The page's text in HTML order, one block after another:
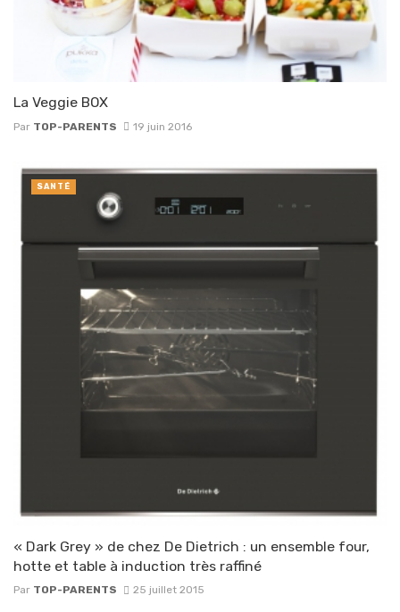
La Veggie BOX
Par TOP-PARENTS 19 juin 2016
« Dark Grey » de chez De Dietrich : un ensemble four,
hotte et table à induction très raffiné
Par TOP-PARENTS 25 juillet 2015
SANTÉ